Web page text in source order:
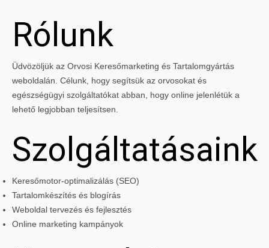
Rólunk
Üdvözöljük az Orvosi Keresőmarketing és Tartalomgyártás
weboldalán. Célunk, hogy segítsük az orvosokat és
egészségügyi szolgáltatókat abban, hogy online jelenlétük a
lehető legjobban teljesítsen.
Szolgáltatásaink
Keresőmotor-optimalizálás (SEO)
Tartalomkészítés és blogírás
Weboldal tervezés és fejlesztés
Online marketing kampányok